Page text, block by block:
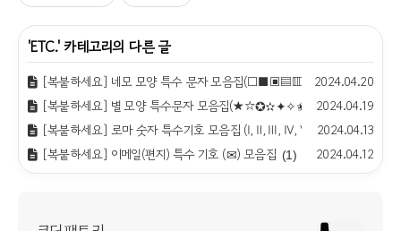
'ETC.' 카테고리의 다른 글
[복붙하세요] 네모 모양 특수 문자 모음집(□■▣▤▥▨▧▦▩) (0)
2024.04.20
[복붙하세요] 별 모양 특수문자 모음집(★☆✪✫✦✧✬✭) (1)
2024.04.19
[복붙하세요] 로마 숫자 특수기호 모음집 (Ⅰ, Ⅱ, Ⅲ, Ⅳ, Ⅴ, Ⅵ, Ⅶ...) (1)
2024.04.13
[복붙하세요] 이메일(편지) 특수 기호 (✉) 모음집 (1) 2024.04.12